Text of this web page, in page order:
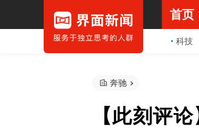
首页
科技
奔驰
【此刻评